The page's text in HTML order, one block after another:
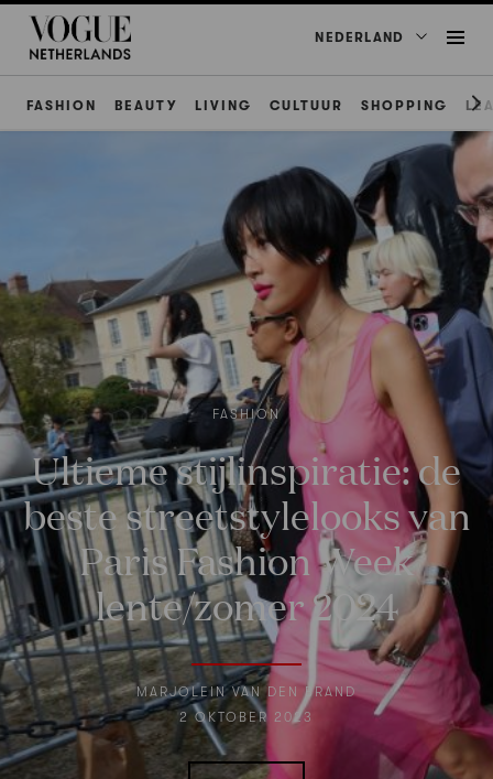
NEDERLAND
FASHION BEAUTY LIVING CULTUUR SHOPPING
FASHION
Ultieme stijlinspiratie: de
beste streetstylelooks van
Paris Fashion Week
lente/zomer 2024
MARJOLEIN VAN DEN BRAND
2 OKTOBER 2023